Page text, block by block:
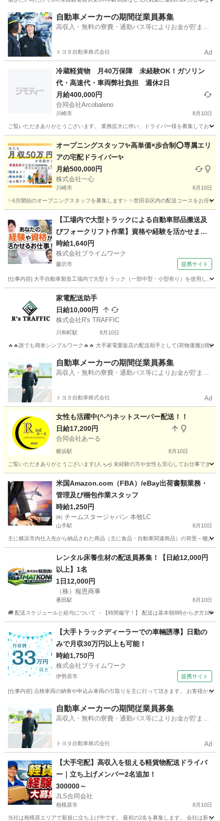
神奈川 川崎市 登戸駅 物流 年齢制限
自動車メーカーの期間従業員募集
高収入・無料の寮費・通勤バス等によりお金が貯まり
トヨタ自動車株式会社 Ad
冷蔵軽貨物 月40万保障 未経験OK！ガソリン
代・高速代・車両弊社負担 週休2日
月給400,000円
合同会社Arcobaleno
川崎市 8月10日
ご覧いただきありがとうございます。 業務拡大に伴い、ドライバー様を募集し
ドライバー 貨物
オープニングスタッフ✨高単価×歩合制⭕️専属エリ
アの宅配ドライバー✨
月給500,000円
株式会社一心
川崎市 8月10日
✨6月開始のオープニングスタッフを募集します✨ ✨世田谷区内の配送コースをお任
ドライバー 東京 世田谷区 ドライバー
オープニング
【工場内で大型トラックによる自動車部品搬送及
びフォークリフト作業】資格や経験を活かせま
す！
時給1,640円
株式会社プライムワーク
藤沢市 提携サイト
[仕事内容] 大手自動車製造工場内で大型トラック（一部中型・小型有り）を使用
ドライバー
家電配送助手
日給10,000円
株式会社R's TRAFFIC
川和町駅 8月10日
🔥🔥誰でも簡単シンプルワーク🔥🔥 大手家電量販店の配送助手として(荷物運搬)(積
川和町駅 配送 助手
自動車メーカーの期間従業員募集
高収入・無料の寮費・通勤バス等によりお金が貯まり
トヨタ自動車株式会社 Ad
女性も活躍中(^-^)ネットスーパー配送！！
日給17,200円
合同会社あーる
横浜駅 8月10日
ご覧いただきありがとうございます(⁠人⁠ ⁠•͈⁠ᴗ⁠•͈⁠) 未経験の方や女性も安心してお仕事でき
横浜駅 ネットスーパー
米国Amazon.com（FBA）/eBay出荷書類業務・
管理及び梱包作業スタッフ
時給1,250円
㈱ チームスタージャパン 本牧LC
山手駅 8月10日
主に横浜市内仕入先から納品された商品（主に食品・自動車関連商品）の荷受～棚入
山手駅 倉庫 スタッフ
レンタル床養生材の配送員募集！【日給12,000円
以上】1名
1日12,000円
（株）報恩商事
番田駅 8月10日
🚚 配送スケジュールと給与について ・【時間厳守！】 配送は基本朝8時から夕方18
相模原市 番田駅 配送 建設現場
【大手トラックディーラーでの車輛誘導】日勤の
みで月収30万円以上も可能！
時給1,750円
株式会社プライムワーク
伊勢原市 提携サイト
[仕事内容] 点検車両の納車や申込み車両の引取りを主に行って頂きます。 お客様から
伊勢原市 ドライバー
自動車メーカーの期間従業員募集
高収入・無料の寮費・通勤バス等によりお金が貯まり
トヨタ自動車株式会社 Ad
【大手宅配】高収入を狙える軽貨物配送ドライバ
ー｜立ち上げメンバー2名追加！
300000～
JLS合同会社
相模原市 8月10日
当社は相模原エリアで新規に立ち上げ中です。 最初の2名を募集します。 会社は新し